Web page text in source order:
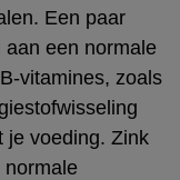
Een paar
een normale
vitamines, zoals
je voeding. Zink
normale